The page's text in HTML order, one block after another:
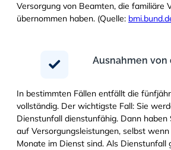
Versorgung von Beamten, die familiäre
übernommen haben. (Quelle:
Ausnahmen von
In bestimmten Fällen entfällt die
vollständig. Der wichtigste Fall: Sie
Dienstunfall dienstunfähig. Dann
auf Versorgungsleistungen, selbst
Monate im Dienst sind. Als Dienstunfall